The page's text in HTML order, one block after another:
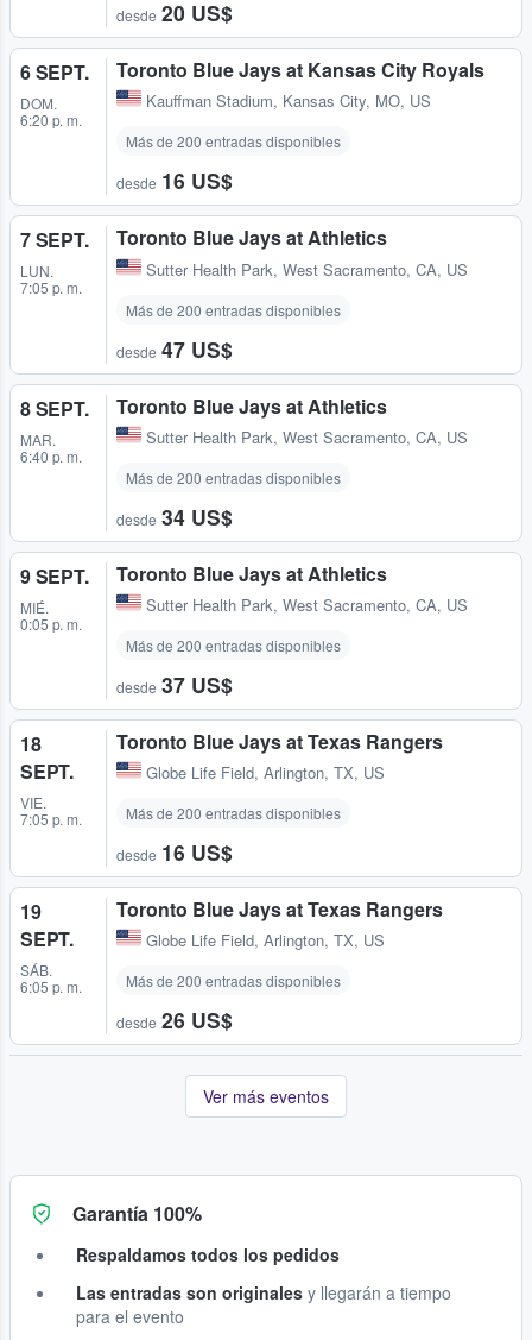
desde 20 US$
6 SEPT.
DOM.
6:20 p. m.
Toronto Blue Jays at Kansas City Royals
Kauffman Stadium, Kansas City, MO, US
Más de 200 entradas disponibles
desde 16 US$
7 SEPT.
LUN.
7:05 p. m.
Toronto Blue Jays at Athletics
Sutter Health Park, West Sacramento, CA, US
Más de 200 entradas disponibles
desde 47 US$
8 SEPT.
MAR.
6:40 p. m.
Toronto Blue Jays at Athletics
Sutter Health Park, West Sacramento, CA, US
Más de 200 entradas disponibles
desde 34 US$
9 SEPT.
MIÉ.
0:05 p. m.
Toronto Blue Jays at Athletics
Sutter Health Park, West Sacramento, CA, US
Más de 200 entradas disponibles
desde 37 US$
18
SEPT.
VIE.
7:05 p. m.
Toronto Blue Jays at Texas Rangers
Globe Life Field, Arlington, TX, US
Más de 200 entradas disponibles
desde 16 US$
19
SEPT.
SÁB.
6:05 p. m.
Toronto Blue Jays at Texas Rangers
Globe Life Field, Arlington, TX, US
Más de 200 entradas disponibles
desde 26 US$
Ver más eventos
Garantía 100%
Respaldamos todos los pedidos
Las entradas son originales y llegarán a tiempo
para el evento